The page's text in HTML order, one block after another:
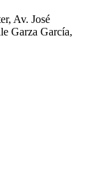
Av. José
Garza García,